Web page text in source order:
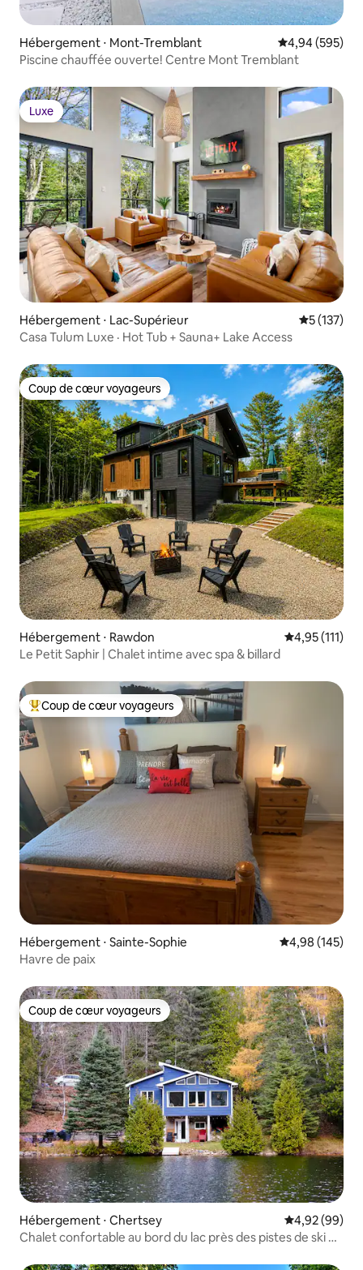
Hébergement ⋅ Mont-Tremblant Évaluation
4,94 (595)
Piscine chauffée ouverte! Centre Mont Tremblant
Luxe
Luxe
Hébergement ⋅ Lac-Supérieur Évaluation
5 (137)
Casa Tulum Luxe · Hot Tub + Sauna+ Lake Access
Coup de cœur voyageurs
Coup de cœur voyageurs
Hébergement ⋅ Rawdon Évaluation
4,95 (111)
Le Petit Saphir | Chalet intime avec spa & billard
Coups de cœur voyageurs les plus appréciés
Coup de cœur voyageurs
Hébergement ⋅ Sainte-Sophie Évaluation
4,98 (145)
Havre de paix
Coup de cœur voyageurs
Coup de cœur voyageurs
Hébergement ⋅ Chertsey Évaluation
4,92 (99)
Chalet confortable au bord du lac près des pistes de ski de